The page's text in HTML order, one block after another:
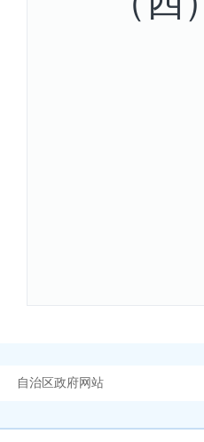
自治区政府网站